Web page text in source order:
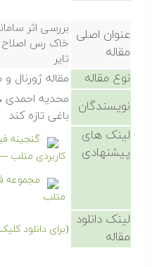
عنوان اصلی
مقاله
بررسی اثر
خاک رس اصلاح
تایر
نوع مقاله مقاله ژورنال
نویسندگان
محدیه احمدی
باغی تازه کند
لینک های
پیشنهادی
گنجینه
کاربردی متلب
مجموعه
متلب
لینک دانلود
مقاله
(برای دانلود